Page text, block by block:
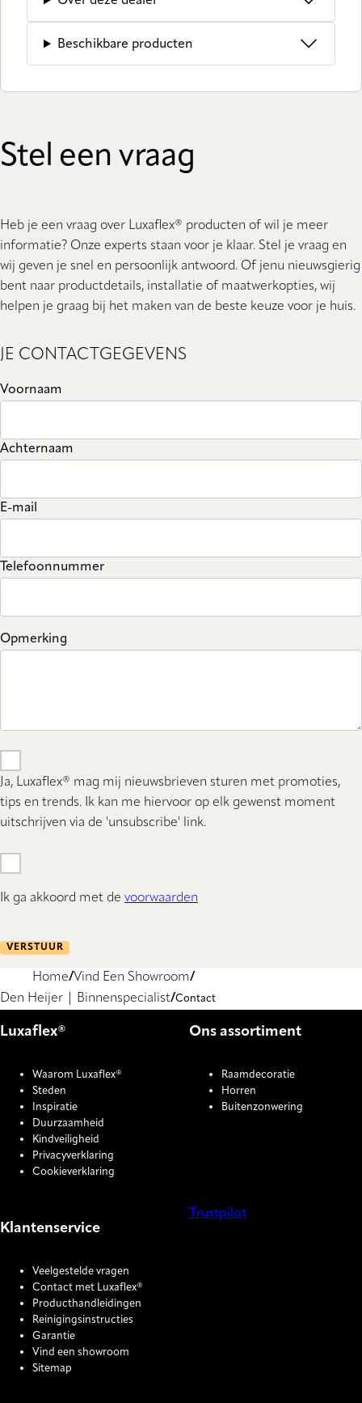
Beschikbare producten
Stel een vraag
Heb je een vraag over Luxaflex® producten of wil je meer
informatie? Onze experts staan ​​voor je klaar. Stel je vraag en
wij geven je snel en persoonlijk antwoord. Of jenu nieuwsgierig
bent naar productdetails, installatie of maatwerkopties, wij
helpen je graag bij het maken van de beste keuze voor je huis.
JE CONTACTGEGEVENS
Voornaam
Achternaam
E-mail
Telefoonnummer
Opmerking
Ja, Luxaflex® mag mij nieuwsbrieven sturen met promoties,
tips en trends. Ik kan me hiervoor op elk gewenst moment
uitschrijven via de 'unsubscribe' link.
Ik ga akkoord met de voorwaarden
VERSTUUR
Home Vind Een Showroom
Den Heijer | Binnenspecialist Contact
Luxaflex®
Waarom Luxaflex®
Steden
Inspiratie
Duurzaamheid
Kindveiligheid
Privacyverklaring
Cookieverklaring
Ons assortiment
Raamdecoratie
Horren
Buitenzonwering
Klantenservice
Veelgestelde vragen
Contact met Luxaflex®
Producthandleidingen
Reinigingsinstructies
Garantie
Vind een showroom
Sitemap
Trustpilot